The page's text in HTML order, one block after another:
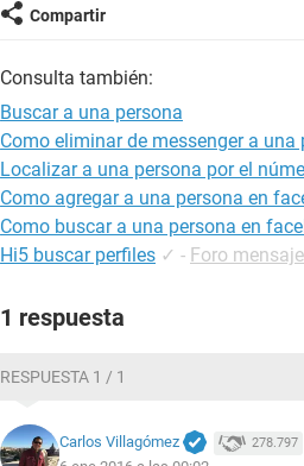
Compartir
Consulta también:
Buscar a una persona
Como eliminar de messenger a una
Localizar a una persona por el
Como agregar a una persona en
Como buscar a una persona en
Hi5 buscar perfiles ✓ - Foro
1 respuesta
RESPUESTA 1 / 1
Carlos Villagómez 278.797